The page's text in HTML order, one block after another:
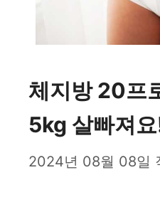
체지방 20프
5kg 살빠져
2024년 08월 08일